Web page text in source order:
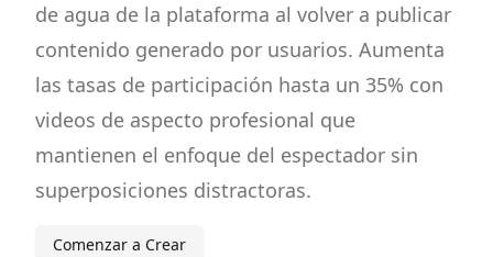
de agua de la plataforma al volver a publicar
contenido generado por usuarios. Aumenta
las tasas de participación hasta un 35% con
videos de aspecto profesional que
mantienen el enfoque del espectador sin
superposiciones distractoras.
Comenzar a Crear